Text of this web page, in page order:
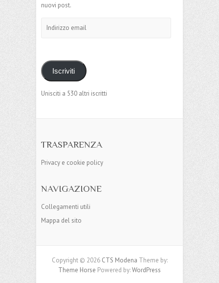
nuovi post.
email
Iscriviti
Unisciti a 530 altri iscritti
TRASPARENZA
Privacy e cookie policy
NAVIGAZIONE
Collegamenti utili
Mappa del sito
Copyright © 2026 CTS Modena Theme by:
Theme Horse Powered by:WordPress